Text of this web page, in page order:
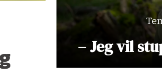
– Jeg vil